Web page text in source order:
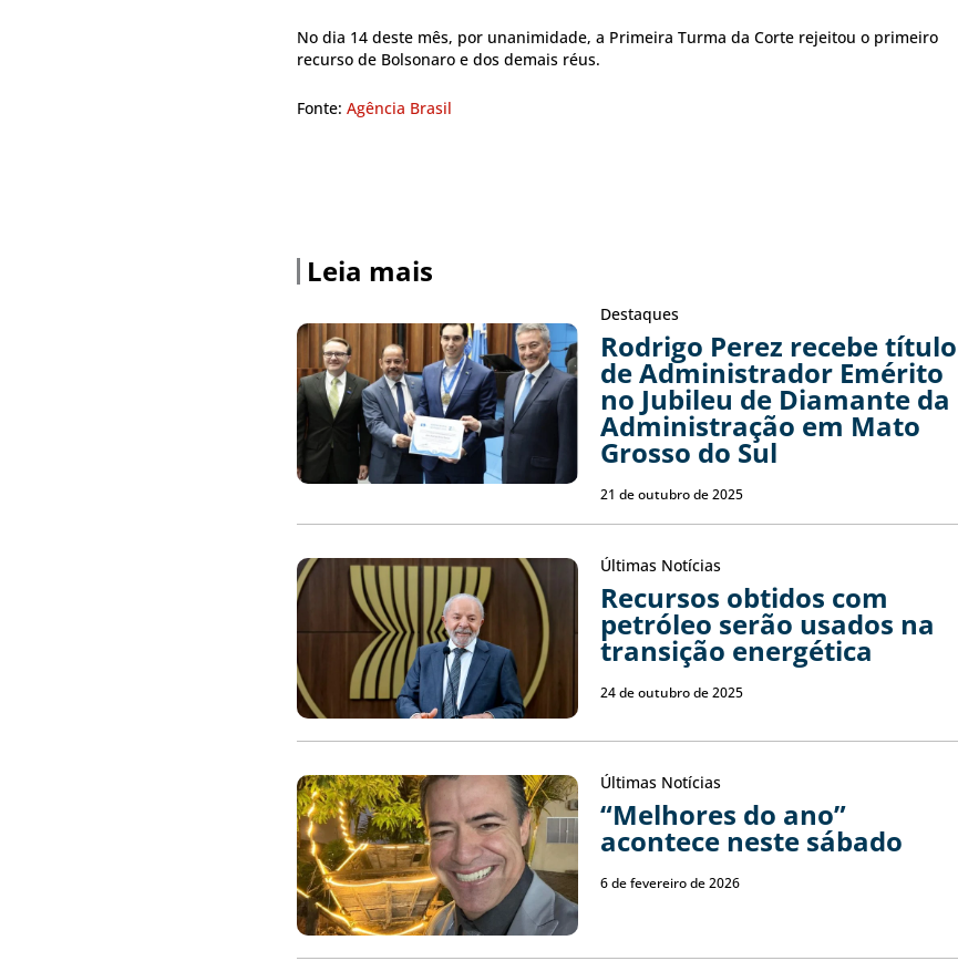
No dia 14 deste mês, por unanimidade, a Primeira Turma da Corte rejeitou o primeiro
recurso de Bolsonaro e dos demais réus.
Fonte: Agência Brasil
Leia mais
Destaques
Rodrigo Perez recebe título
de Administrador Emérito
no Jubileu de Diamante da
Administração em Mato
Grosso do Sul
21 de outubro de 2025
Últimas Notícias
Recursos obtidos com
petróleo serão usados na
transição energética
24 de outubro de 2025
Últimas Notícias
“Melhores do ano”
acontece neste sábado
6 de fevereiro de 2026